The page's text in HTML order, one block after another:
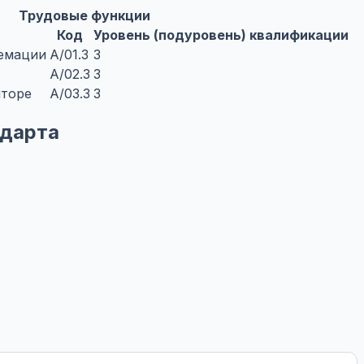
Трудовые функции
Код
Уровень (подуровень) квалификации
A/01.3 3
A/02.3 3
A/03.3 3